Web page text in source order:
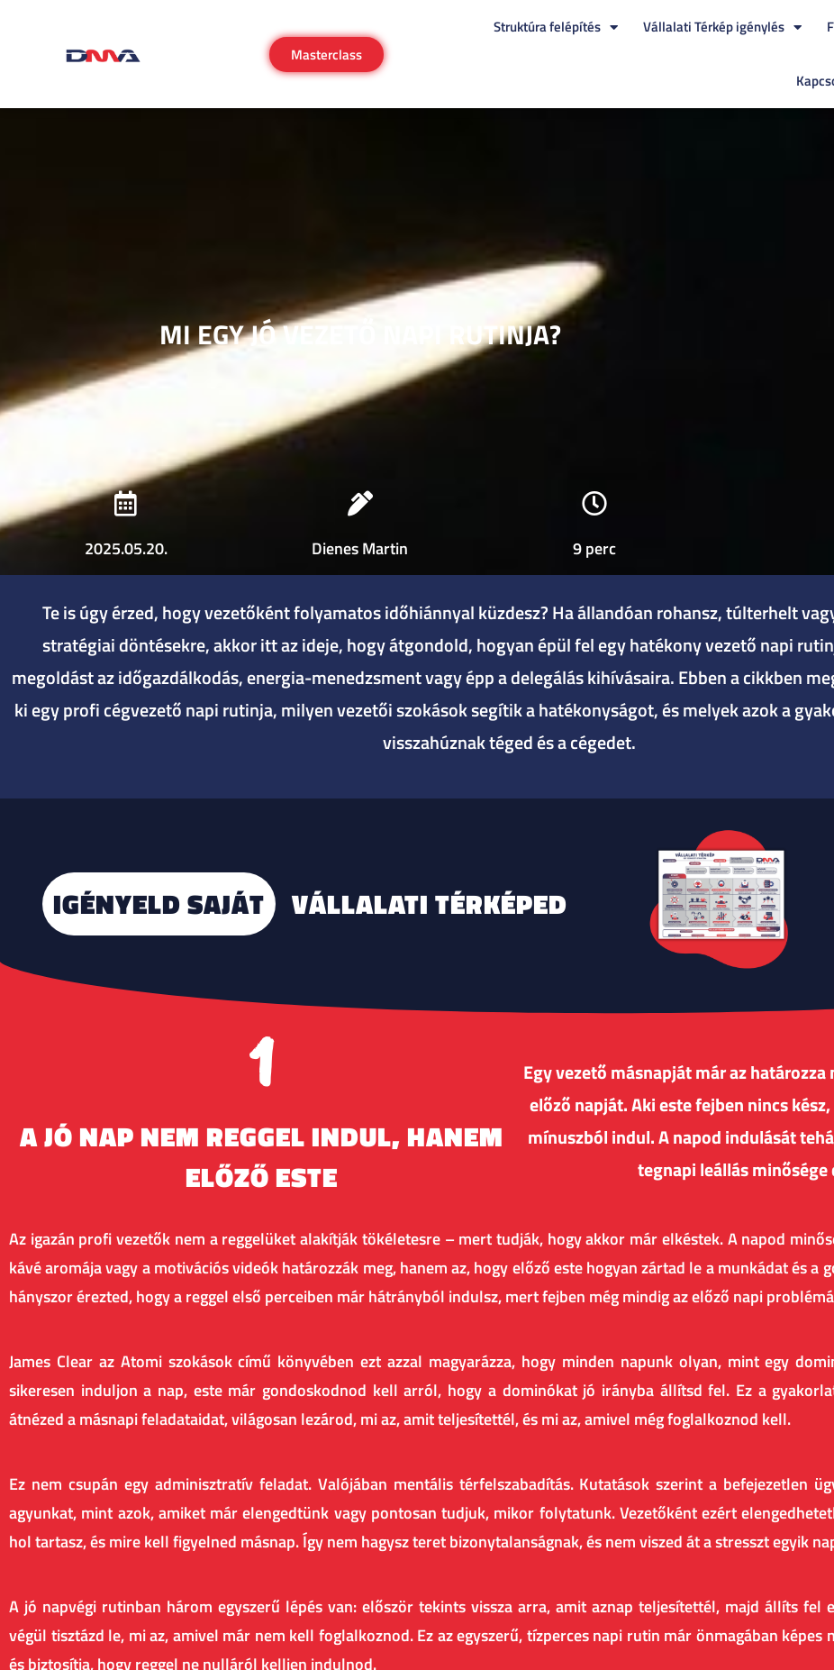
Masterclass
Struktúra felépítés Vállalati Térkép igénylés
MI EGY JÓ VEZETŐ NAPI RUTINJA?
2025.05.20. Dienes Martin 9 perc
Te is úgy érzed, hogy vezetőként folyamatos időhiánnyal küzdesz? Ha állandóan rohansz, túlterhelt
stratégiai döntésekre, akkor itt az ideje, hogy átgondold, hogyan épül fel egy hatékony vezető napi
megoldást az időgazdálkodás, energia-menedzsment vagy épp a delegálás kihívásaira. Ebben a cikkben
ki egy profi cégvezető napi rutinja, milyen vezetői szokások segítik a hatékonyságot, és melyek azok a
visszahúznak téged és a cégedet.
IGÉNYELD SAJÁT VÁLLALATI TÉRKÉPED
1
A JÓ NAP NEM REGGEL INDUL, HANEM
ELŐZŐ ESTE
Egy vezető másnapját már az határozza
előző napját. Aki este fejben nincs
mínuszból indul. A napod indulását
tegnapi leállás minősége
Az igazán profi vezetők nem a reggelüket alakítják tökéletesre – mert tudják, hogy akkor már elkéstek. A napod
kávé aromája vagy a motivációs videók határozzák meg, hanem az, hogy előző este hogyan zártad le a munkádat és a
hányszor érezted, hogy a reggel első perceiben már hátrányból indulsz, mert fejben még mindig az előző napi
James Clear az Atomi szokások című könyvében ezt azzal magyarázza, hogy minden napunk olyan, mint egy
sikeresen induljon a nap, este már gondoskodnod kell arról, hogy a dominókat jó irányba állítsd fel. Ez a
átnézed a másnapi feladataidat, világosan lezárod, mi az, amit teljesítettél, és mi az, amivel még foglalkoznod kell.
Ez nem csupán egy adminisztratív feladat. Valójában mentális térfelszabadítás. Kutatások szerint a befejezetlen
agyunkat, mint azok, amiket már elengedtünk vagy pontosan tudjuk, mikor folytatunk. Vezetőként ezért
hol tartasz, és mire kell figyelned másnap. Így nem hagysz teret bizonytalanságnak, és nem viszed át a stresszt egyik
A jó napvégi rutinban három egyszerű lépés van: először tekints vissza arra, amit aznap teljesítettél, majd állíts fel
végül tisztázd le, mi az, amivel már nem kell foglalkoznod. Ez az egyszerű, tízperces napi rutin már önmagában képes
és biztosítja, hogy reggel ne nulláról kelljen indulnod.